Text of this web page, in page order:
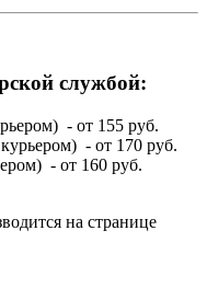
службой:
- от 155 руб.
- от 170 руб.
- от 160 руб.
на странице